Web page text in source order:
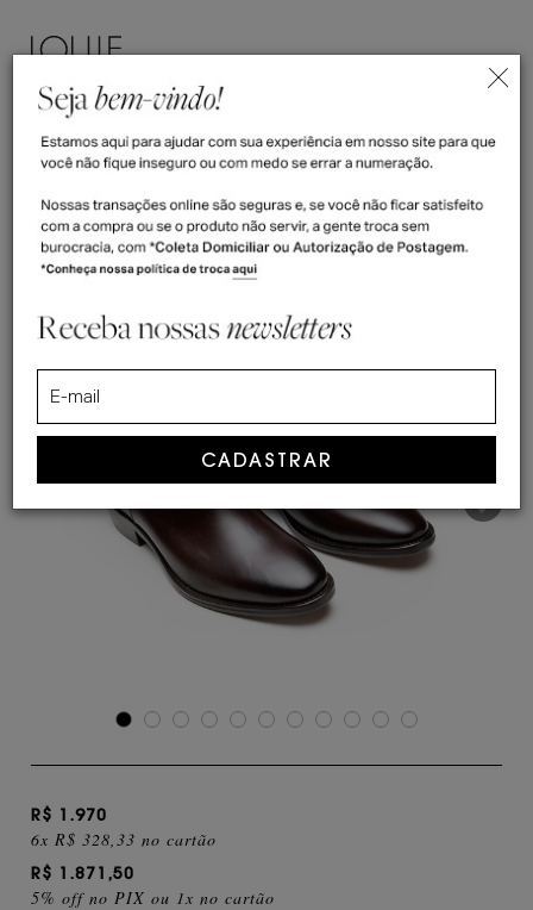
Home>Bota Masculina Albion
Bota Masculina Albion
R$ 1.970
6x R$ 328,33 no cartão
R$ 1.871,50
5% off no PIX ou 1x no cartão